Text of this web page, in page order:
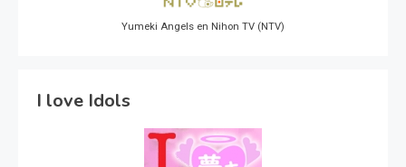
Yumeki Angels en Nihon TV (NTV)
I love Idols